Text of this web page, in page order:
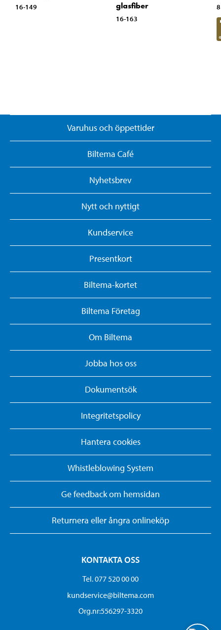
16-149
glasfiber
16-163
Varuhus och öppettider
Biltema Café
Nyhetsbrev
Nytt och nyttigt
Kundservice
Presentkort
Biltema-kortet
Biltema Företag
Om Biltema
Jobba hos oss
Dokumentsök
Integritetspolicy
Hantera cookies
Whistleblowing System
Ge feedback om hemsidan
Returnera eller ångra onlineköp
KONTAKTA OSS
Tel. 077 520 00 00
kundservice@biltema.com
Org.nr:556297-3320